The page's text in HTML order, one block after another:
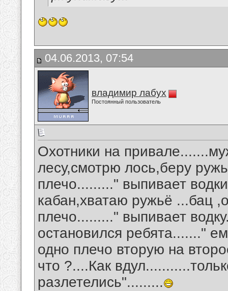
04.06.2013, 07:54
владимир лабух
Постоянный пользователь
Охотники на
лесу,смотрю лось,беру
плечо........." выпивает
кабан,хватаю ружьё ...бац
плечо........." выпивает
остановился ребята......."
одно плечо вторую на
что ?....Как
разлетелись".........